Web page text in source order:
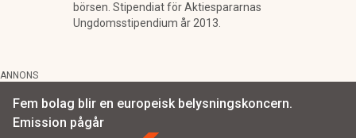
börsen. Stipendiat för Aktiespararnas
Ungdomsstipendium år 2013.
ANNONS
Fem bolag blir en europeisk belysningskoncern.
Emission pågår